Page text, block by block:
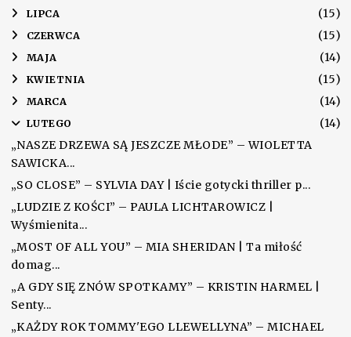
► LIPCA (15)
► CZERWCA (15)
► MAJA (14)
► KWIETNIA (15)
► MARCA (14)
▼ LUTEGO
(14)
„NASZE DRZEWA SĄ JESZCZE MŁODE” – WIOLETTA
SAWICKA...
„SO CLOSE” – SYLVIA DAY | Iście gotycki thriller p...
„LUDZIE Z KOŚCI” – PAULA LICHTAROWICZ |
Wyśmienita...
„MOST OF ALL YOU” – MIA SHERIDAN | Ta miłość
domag...
„A GDY SIĘ ZNÓW SPOTKAMY” – KRISTIN HARMEL |
Senty...
„KAŻDY ROK TOMMY'EGO LLEWELLYNA” – MICHAEL